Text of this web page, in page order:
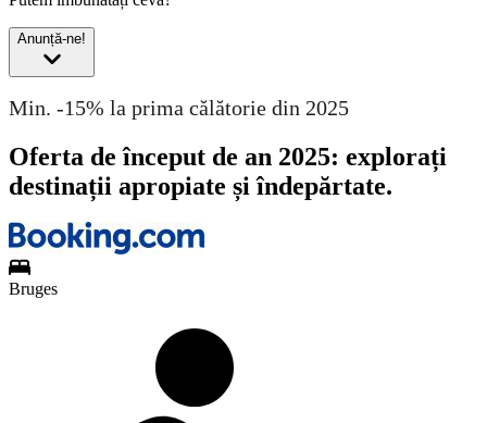
Anunță-ne!
Min. -15% la prima călătorie din 2025
Oferta de început de an 2025: explorați
destinații apropiate și îndepărtate.
Bruges